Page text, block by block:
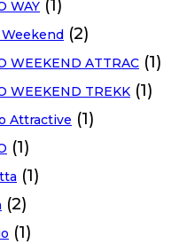
WAY (1)
(2)
WEEKEND ATTRAC (1)
WEEKEND TREKK (1)
Attractive (1)
(1)
(1)
(2)
(1)